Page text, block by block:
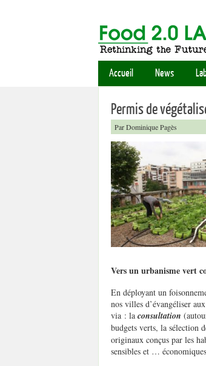
Accueil News
Permis de
Par Dominique Pagès
Vers un urbanisme vert
En déployant un
nos villes d’évangéliser
via : la consultation
budgets verts, la sélection
originaux conçus par les
sensibles et …